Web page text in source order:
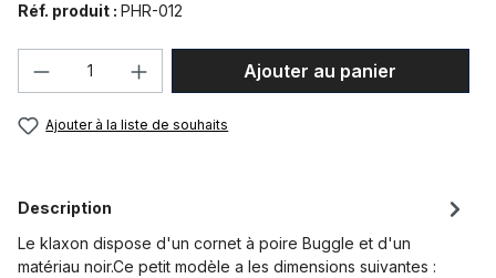
Réf. produit : PHR-012
Quantité de produit : Entrez la
Ajouter au panier
Ajouter à la liste de souhaits
Description
Le klaxon dispose d'un cornet à poire Buggle et d'un
matériau noir.Ce petit modèle a les dimensions suivantes :